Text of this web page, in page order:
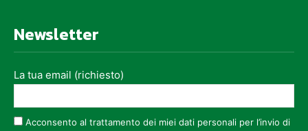
Newsletter
La tua email (richiesto)
Acconsento al trattamento dei miei dati personali per l’invio di